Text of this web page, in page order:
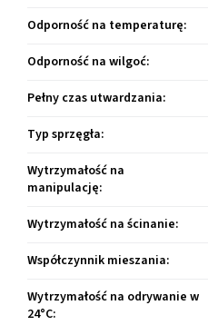
Odporność na temperaturę:
Odporność na wilgoć:
Pełny czas utwardzania:
Typ sprzęgła:
Wytrzymałość na
manipulację:
Wytrzymałość na ścinanie:
Współczynnik mieszania:
Wytrzymałość na odrywanie w
24°C: